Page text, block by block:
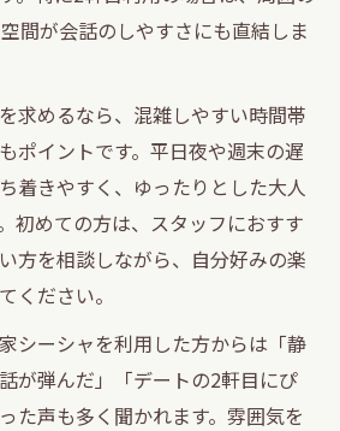
間が会話のしやすさにも直結しま
求めるなら、混雑しやすい時間帯
ポイントです。平日夜や週末の遅
着きやすく、ゆったりとした大人
初めての方は、スタッフにおすす
方を相談しながら、自分好みの楽
ください。
シーシャを利用した方からは「静
が弾んだ」「デートの2軒目にぴ
た声も多く聞かれます。雰囲気を